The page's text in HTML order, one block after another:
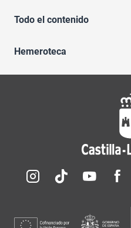
Todo el contenido
Hemeroteca
Redes sociales JCCM